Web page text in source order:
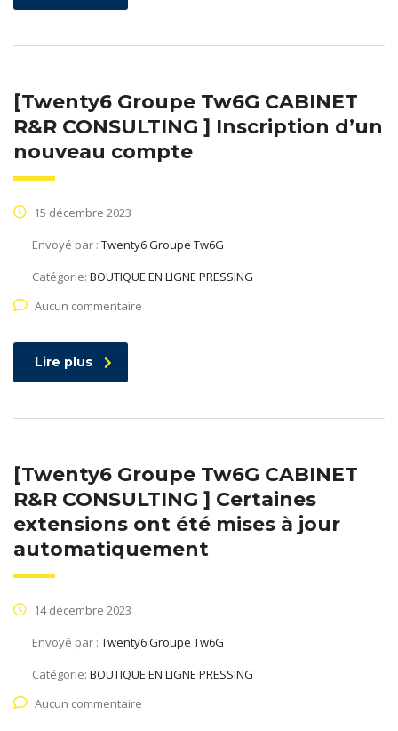
[Twenty6 Groupe Tw6G CABINET
R&R CONSULTING ] Inscription d’un
nouveau compte
15 décembre 2023
Envoyé par : Twenty6 Groupe Tw6G
Catégorie: BOUTIQUE EN LIGNE PRESSING
Aucun commentaire
Lire plus
[Twenty6 Groupe Tw6G CABINET
R&R CONSULTING ] Certaines
extensions ont été mises à jour
automatiquement
14 décembre 2023
Envoyé par : Twenty6 Groupe Tw6G
Catégorie: BOUTIQUE EN LIGNE PRESSING
Aucun commentaire